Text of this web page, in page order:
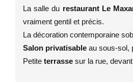
La salle du restaurant Le
vraiment gentil et précis.
La décoration contemporaine
Salon privatisable au sous-sol,
Petite terrasse sur la rue,